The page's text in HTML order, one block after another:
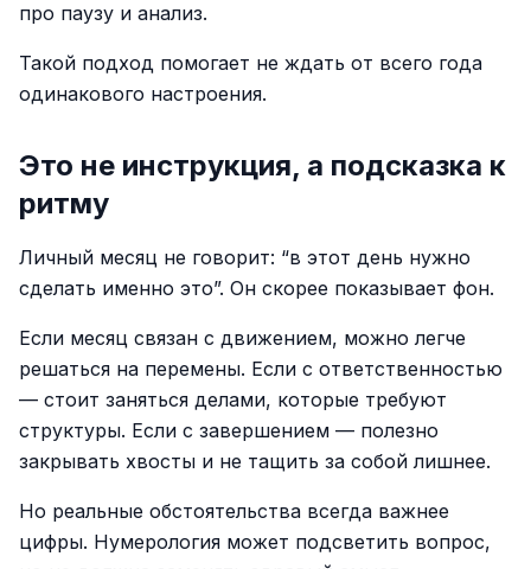
про паузу и анализ.
Такой подход помогает не ждать от всего года
одинакового настроения.
Это не инструкция, а подсказка к
ритму
Личный месяц не говорит: “в этот день нужно
сделать именно это”. Он скорее показывает фон.
Если месяц связан с движением, можно легче
решаться на перемены. Если с ответственностью
— стоит заняться делами, которые требуют
структуры. Если с завершением — полезно
закрывать хвосты и не тащить за собой лишнее.
Но реальные обстоятельства всегда важнее
цифры. Нумерология может подсветить вопрос,